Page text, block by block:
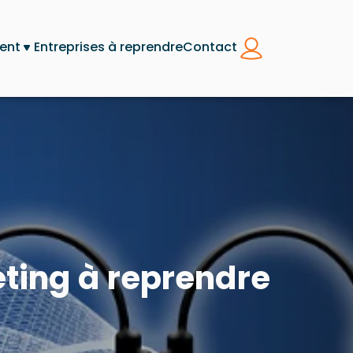
Entreprises à reprendreContact
à reprendre